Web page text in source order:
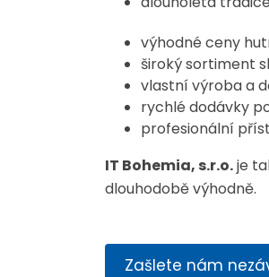
výhodné ceny
široký sortiment
vlastní výroba a
rychlé dodávky
profesionální
IT Bohemia, s.r.o.je
dlouhodobě výhodně.
Zašlete nám